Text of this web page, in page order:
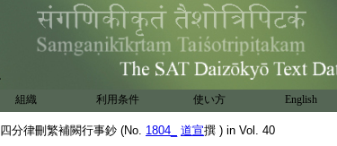
組織 利用条件 使い方 English
四分律刪繁補闕行事鈔 (No. 1804_ 道宣撰 ) in Vol. 40
至眞等正覺是我世尊 三
説 我某甲歸依佛竟歸
依法竟歸依僧竟盡形壽爲五戒優婆塞。如
來至眞等正覺是我世尊 三
説 智論戒師應語
言。汝優婆塞聽。是多陀阿伽度阿羅呵三藐
三佛陀爲優婆塞。説五戒法相。汝當聽。受盡
形壽不殺生。是優婆塞戒。能持不 答
能 盡形壽